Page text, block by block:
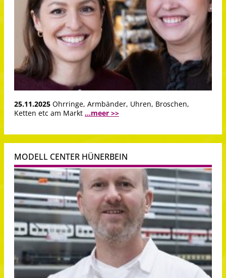
25.11.2025 Ohrringe, Armbänder, Uhren, Broschen,
Ketten etc am Markt ...meer >>
MODELL CENTER HÜNERBEIN